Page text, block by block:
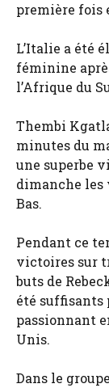
première fois
L’Italie a été
féminine
l’Afrique du
Thembi
minutes du
une superbe
dimanche les
Bas.
Pendant ce
victoires sur
buts de
été suffisants
passionnant
Unis.
Dans le